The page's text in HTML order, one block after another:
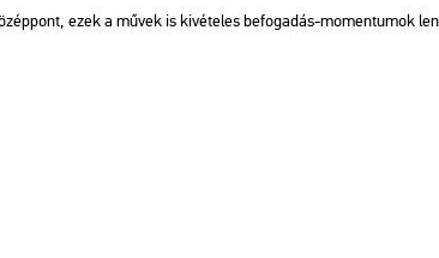
ezek a művek is ki­vé­te­les be­fo­ga­dás-mo­men­tu­mok